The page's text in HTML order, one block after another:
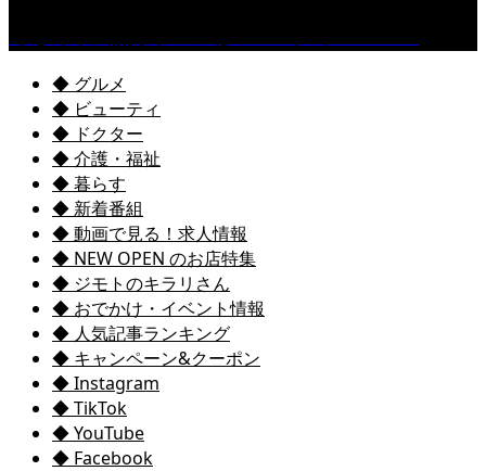
◆ グルメ
◆ ビューティ
◆ ドクター
◆ 介護・福祉
◆ 暮らす
◆ 新着番組
◆ 動画で見る！求人情報
◆ NEW OPEN のお店特集
◆ ジモトのキラリさん
◆ おでかけ・イベント情報
◆ 人気記事ランキング
◆ キャンペーン&クーポン
◆ Instagram
◆ TikTok
◆ YouTube
◆ Facebook